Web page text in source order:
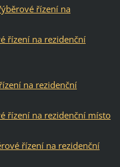
řízení na
řízení na rezidenční
na rezidenční
řízení na rezidenční místo
řízení na rezidenční